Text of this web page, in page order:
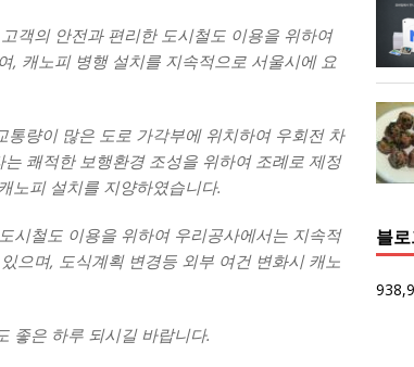
객의 안전과 편리한 도시철도 이용을 위하여
, 캐노피 병행 설치를 지속적으로 서울시에 요
량이 많은 도로 가각부에 위치하여 우회전 차
쾌적한 보행환경 조성을 위하여 조례로 제정
노피 설치를 지양하였습니다.
시철도 이용을 위하여 우리공사에서는 지속적
으며, 도식계획 변경등 외부 여건 변화시 캐노
좋은 하루 되시길 바랍니다.
블